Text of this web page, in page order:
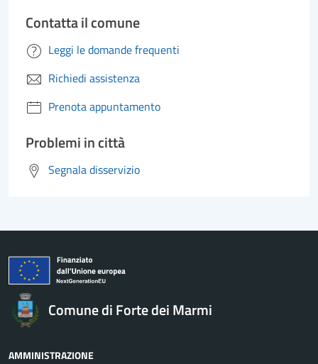
Contatta il comune
Leggi le domande frequenti
Richiedi assistenza
Prenota appuntamento
Problemi in città
Segnala disservizio
Comune di Forte dei Marmi
AMMINISTRAZIONE